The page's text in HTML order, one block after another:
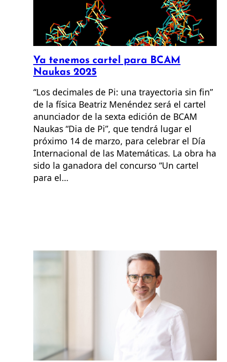
Ya tenemos cartel para BCAM
Naukas 2025
“Los decimales de Pi: una trayectoria sin fin”
de la física Beatriz Menéndez será el cartel
anunciador de la sexta edición de BCAM
Naukas “Dia de Pi”, que tendrá lugar el
próximo 14 de marzo, para celebrar el Día
Internacional de las Matemáticas. La obra ha
sido la ganadora del concurso “Un cartel
para el…